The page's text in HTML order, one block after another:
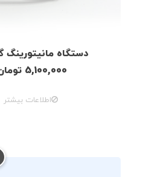
دستگاه مانیتورینگ
5,100,000
اطلاعات بیشتر